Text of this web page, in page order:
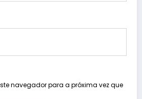
navegador para a próxima vez que